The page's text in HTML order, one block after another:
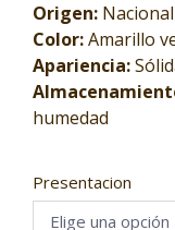
Origen: Nacional
Color:Amarillo
Apariencia:
humedad
Presentacion